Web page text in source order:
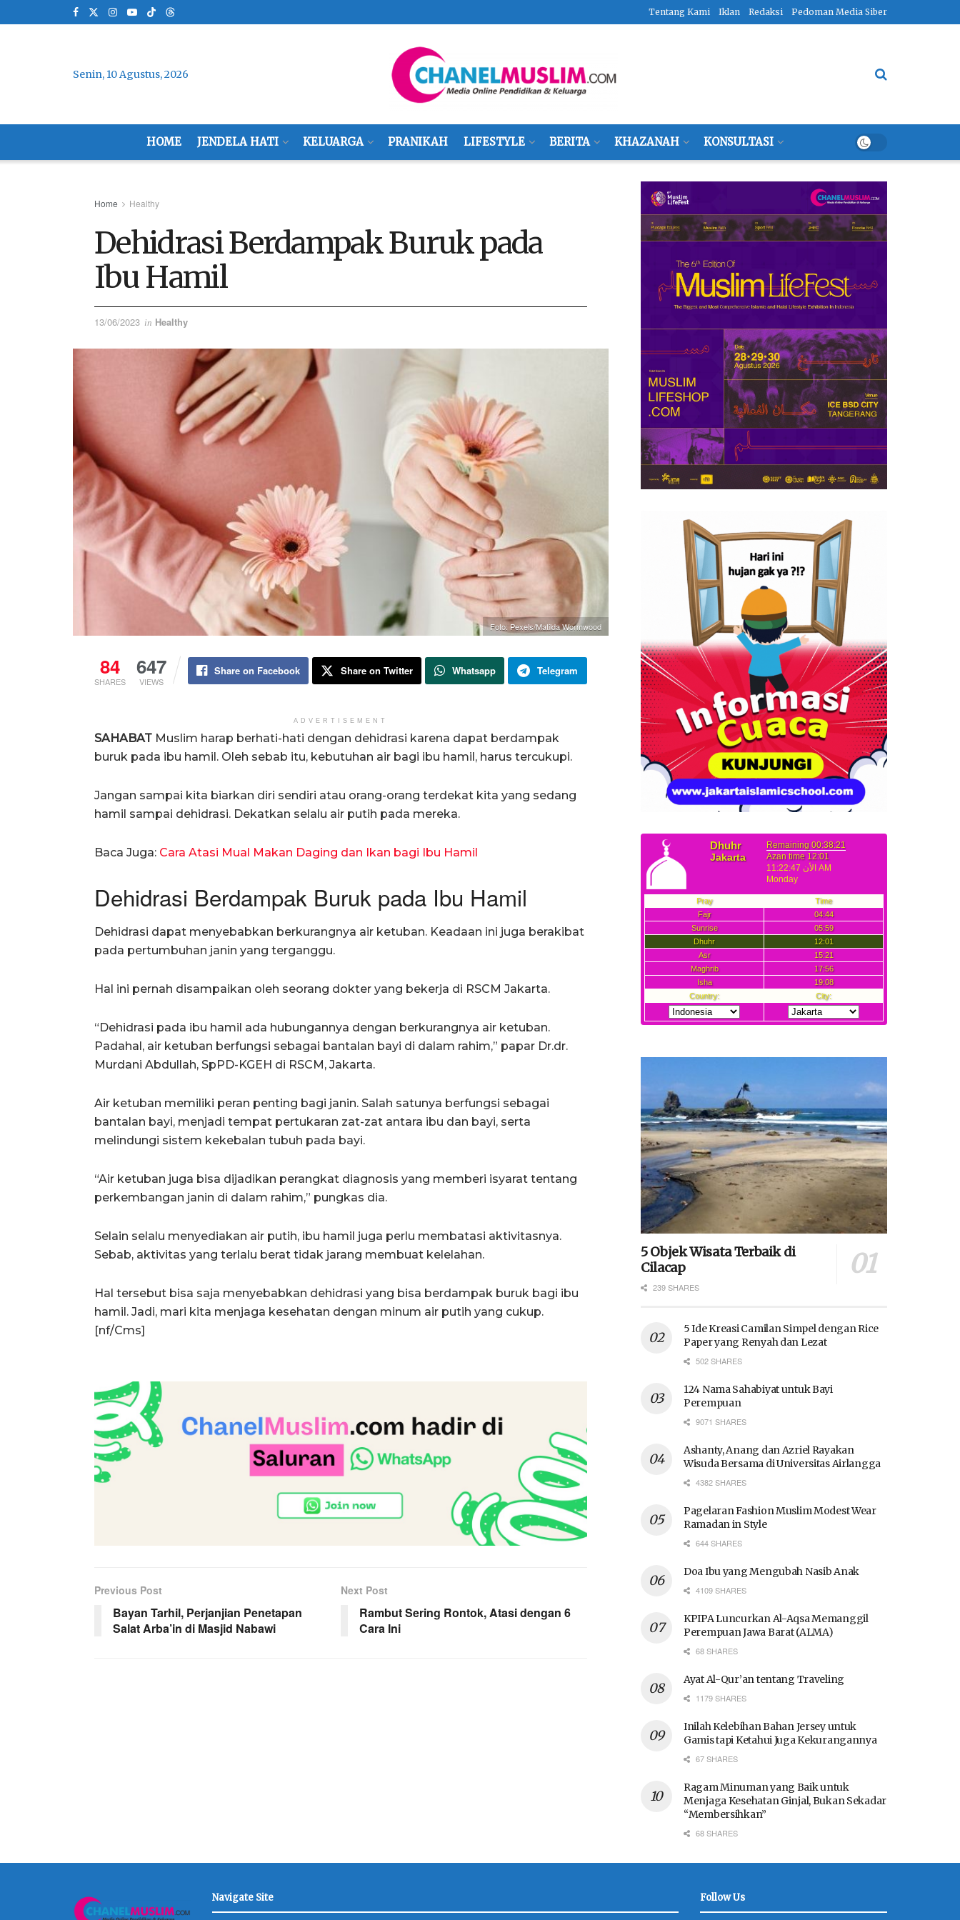
Tentang Kami Iklan Redaksi Pedoman Media Siber
Senin, 10 Agustus, 2026
HOME JENDELA HATI KELUARGA PRANIKAH LIFESTYLE BERITA KHAZANAH KONSULTASI
Home Healthy
Dehidrasi Berdampak Buruk pada
Ibu Hamil
13/06/2023 in Healthy
Foto: Pexels/Matilda Wormwood
84
SHARES
647
VIEWS
Share on Facebook Share on Twitter Whatsapp Telegram
ADVERTISEMENT
SAHABAT Muslim harap berhati-hati dengan dehidrasi karena dapat berdampak
buruk pada ibu hamil. Oleh sebab itu, kebutuhan air bagi ibu hamil, harus tercukupi.
Jangan sampai kita biarkan diri sendiri atau orang-orang terdekat kita yang sedang
hamil sampai dehidrasi. Dekatkan selalu air putih pada mereka.
Baca Juga: Cara Atasi Mual Makan Daging dan Ikan bagi Ibu Hamil
Dehidrasi Berdampak Buruk pada Ibu Hamil
Dehidrasi dapat menyebabkan berkurangnya air ketuban. Keadaan ini juga berakibat
pada pertumbuhan janin yang terganggu.
Hal ini pernah disampaikan oleh seorang dokter yang bekerja di RSCM Jakarta.
“Dehidrasi pada ibu hamil ada hubungannya dengan berkurangnya air ketuban.
Padahal, air ketuban berfungsi sebagai bantalan bayi di dalam rahim,” papar Dr.dr.
Murdani Abdullah, SpPD-KGEH di RSCM, Jakarta.
Air ketuban memiliki peran penting bagi janin. Salah satunya berfungsi sebagai
bantalan bayi, menjadi tempat pertukaran zat-zat antara ibu dan bayi, serta
melindungi sistem kekebalan tubuh pada bayi.
“Air ketuban juga bisa dijadikan perangkat diagnosis yang memberi isyarat tentang
perkembangan janin di dalam rahim,” pungkas dia.
Selain selalu menyediakan air putih, ibu hamil juga perlu membatasi aktivitasnya.
Sebab, aktivitas yang terlalu berat tidak jarang membuat kelelahan.
Hal tersebut bisa saja menyebabkan dehidrasi yang bisa berdampak buruk bagi ibu
hamil. Jadi, mari kita menjaga kesehatan dengan minum air putih yang cukup.
[nf/Cms]
Previous Post
Bayan Tarhil, Perjanjian Penetapan
Salat Arba’in di Masjid Nabawi
Next Post
Rambut Sering Rontok, Atasi dengan 6
Cara Ini
5 Objek Wisata Terbaik di
Cilacap
239 SHARES
5 Ide Kreasi Camilan Simpel dengan Rice
Paper yang Renyah dan Lezat
502 SHARES
124 Nama Sahabiyat untuk Bayi
Perempuan
9071 SHARES
Ashanty, Anang dan Azriel Rayakan
Wisuda Bersama di Universitas Airlangga
4382 SHARES
Pagelaran Fashion Muslim Modest Wear
Ramadan in Style
644 SHARES
Doa Ibu yang Mengubah Nasib Anak
4109 SHARES
KPIPA Luncurkan Al-Aqsa Memanggil
Perempuan Jawa Barat (ALMA)
68 SHARES
Ayat Al-Qur’an tentang Traveling
1179 SHARES
Inilah Kelebihan Bahan Jersey untuk
Gamis tapi Ketahui Juga Kekurangannya
67 SHARES
Ragam Minuman yang Baik untuk
Menjaga Kesehatan Ginjal, Bukan Sekadar
“Membersihkan”
68 SHARES
Navigate Site Follow Us